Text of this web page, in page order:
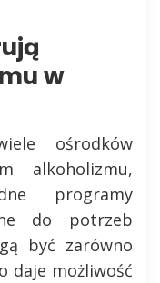
w
ośrodków
alkoholizmu,
programy
do potrzeb
być zarówno
daje możliwość